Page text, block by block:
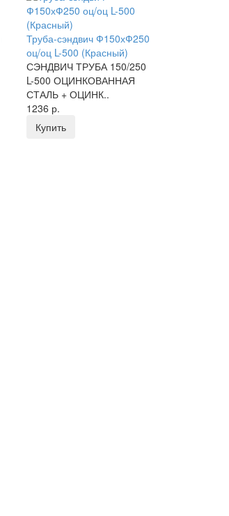
Труба-сэндвич Ф150хФ250
оц/оц L-500 (Красный)
СЭНДВИЧ ТРУБА 150/250
L-500 ОЦИНКОВАННАЯ
СТАЛЬ + ОЦИНК..
1236 р.
Купить